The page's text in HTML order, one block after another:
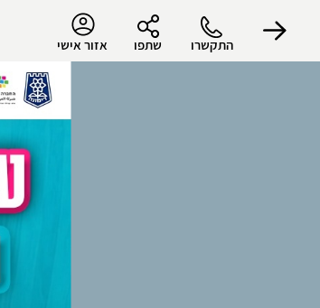
התקשרו שתפו אזור אישי